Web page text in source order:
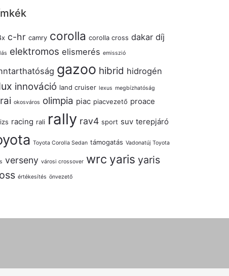
c-hr camry corolla corolla cross dakar díj
elektromos elismerés emisszió
gazoo hibrid hidrogén
innováció land cruiser lexus megbízhatóság
okosváros olimpia piac piacvezető proace
racing rali rally rav4 sport suv terepjáró
Toyota Corolla Sedan támogatás Vadonatúj Toyota
verseny városi crossover wrc yaris yaris
értékesítés önvezető